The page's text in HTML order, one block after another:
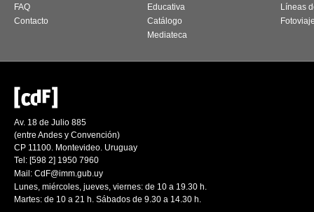
FAQ
Contacto
Educativa
Catálogo
Mediateca
Líneas
Av. 18 de Julio 885
(entre Andes y Convención)
CP 11100. Montevideo. Uruguay
Tel: [598 2] 1950 7960
Mail: CdF@imm.gub.uy
Lunes, miércoles, jueves, viernes: de 10 a 19.30 h.
Martes: de 10 a 21 h. Sábados de 9.30 a 14.30 h.